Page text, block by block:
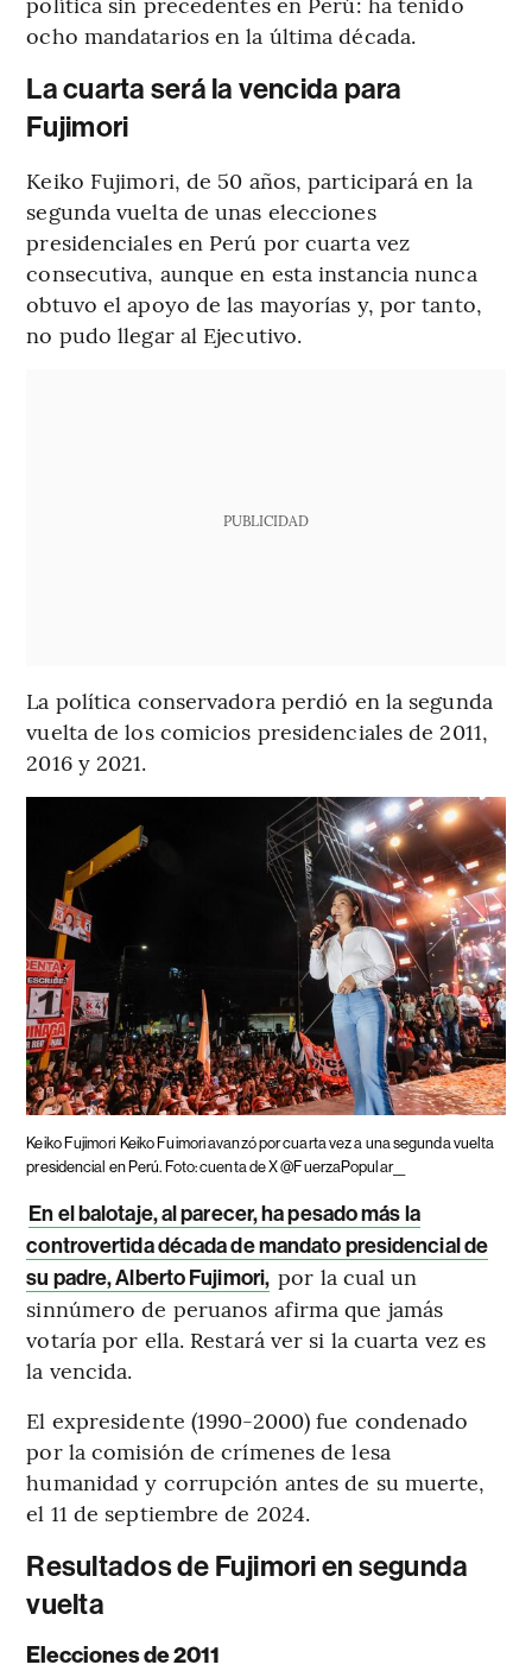
ocho mandatarios en la última década.
La cuarta será la vencida para
Fujimori
Keiko Fujimori, de 50 años, participará en la
segunda vuelta de unas elecciones
presidenciales en Perú por cuarta vez
consecutiva, aunque en esta instancia nunca
obtuvo el apoyo de las mayorías y, por tanto,
no pudo llegar al Ejecutivo.
PUBLICIDAD
La política conservadora perdió en la segunda
vuelta de los comicios presidenciales de 2011,
2016 y 2021.
Keiko Fujimori Keiko Fuimori avanzó por cuarta vez a una segunda vuelta
presidencial en Perú. Foto: cuenta de X @FuerzaPopular__
En el balotaje, al parecer, ha pesado más la
controvertida década de mandato presidencial de
su padre, Alberto Fujimori, por la cual un
sinnúmero de peruanos afirma que jamás
votaría por ella. Restará ver si la cuarta vez es
la vencida.
El expresidente (1990-2000) fue condenado
por la comisión de crímenes de lesa
humanidad y corrupción antes de su muerte,
el 11 de septiembre de 2024.
Resultados de Fujimori en segunda
vuelta
Elecciones de 2011